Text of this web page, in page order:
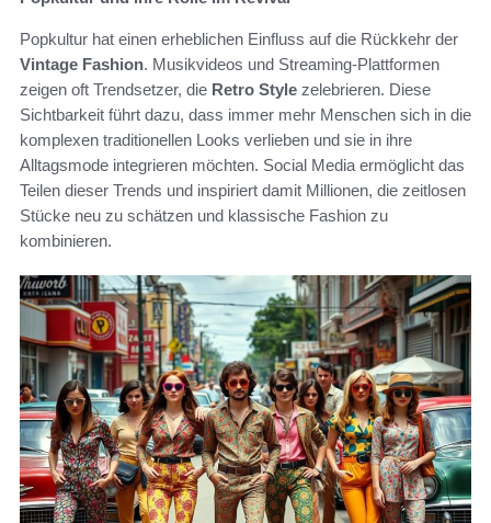
Popkultur hat einen erheblichen Einfluss auf die Rückkehr der
Vintage Fashion. Musikvideos und Streaming-Plattformen
zeigen oft Trendsetzer, die Retro Style zelebrieren. Diese
Sichtbarkeit führt dazu, dass immer mehr Menschen sich in die
komplexen traditionellen Looks verlieben und sie in ihre
Alltagsmode integrieren möchten. Social Media ermöglicht das
Teilen dieser Trends und inspiriert damit Millionen, die zeitlosen
Stücke neu zu schätzen und klassische Fashion zu
kombinieren.